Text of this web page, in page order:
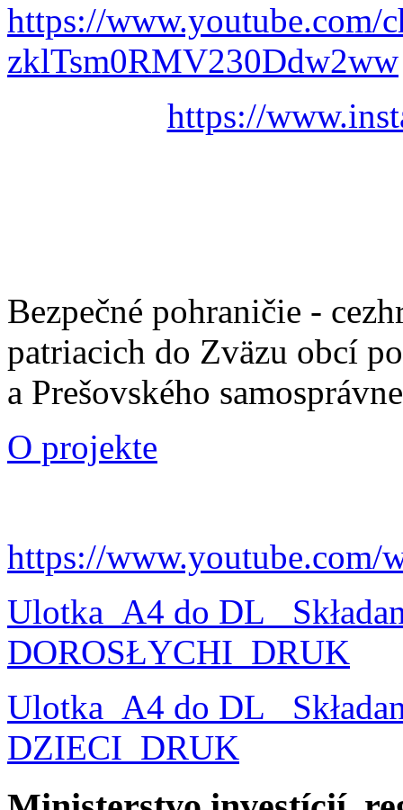
https://www.youtube.com/
zklTsm0RMV230Ddw2ww
https://
Bezpečné pohraničie -
patriacich do Zväzu obcí
a Prešovského
O projekte
https://www.youtube.com/
Ulotka_A4 do DL_
DOROSŁYCHI_DRUK
Ulotka_A4 do DL_
DZIECI_DRUK